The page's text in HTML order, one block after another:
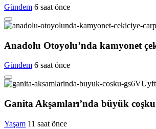
Gündem 6 saat önce
Anadolu Otoyolu’nda kamyonet
Gündem 6 saat önce
Ganita Akşamları’nda büyük coşku
Yaşam 11 saat önce